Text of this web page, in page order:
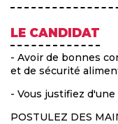
LE CANDIDAT
- Avoir de bonnes
et de sécurité
- Vous justifiez
POSTULEZ DES